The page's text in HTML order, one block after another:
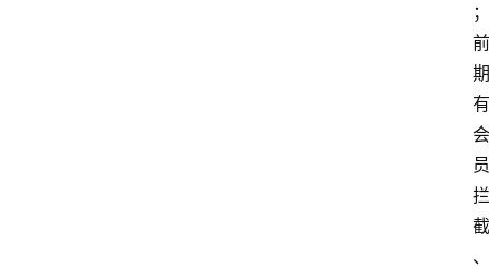
；
前
期
有
会
员
拦
截
、